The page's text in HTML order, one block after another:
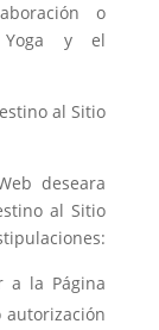
o
Yoga y el
al Sitio
deseara
al Sitio
a la Página
autorización